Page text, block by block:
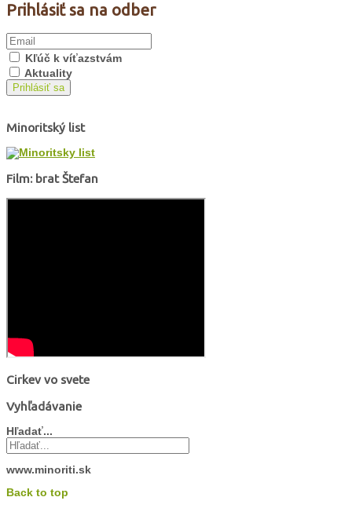
Prihlásiť sa na odber
Kľúč k víťazstvám
Aktuality
Prihlásiť sa
Minoritský list
Film: brat Štefan
Cirkev vo svete
Vyhľadávanie
Hľadať...
www.minoriti.sk
Back to top